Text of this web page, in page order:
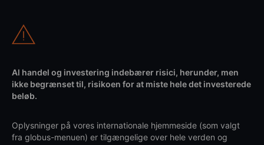
Al handel og investering indebærer risici, herunder, men
ikke begrænset til, risikoen for at miste hele det investerede
beløb.
Oplysninger på vores internationale hjemmeside (som valgt
fra globus-menuen) er tilgængelige over hele verden og